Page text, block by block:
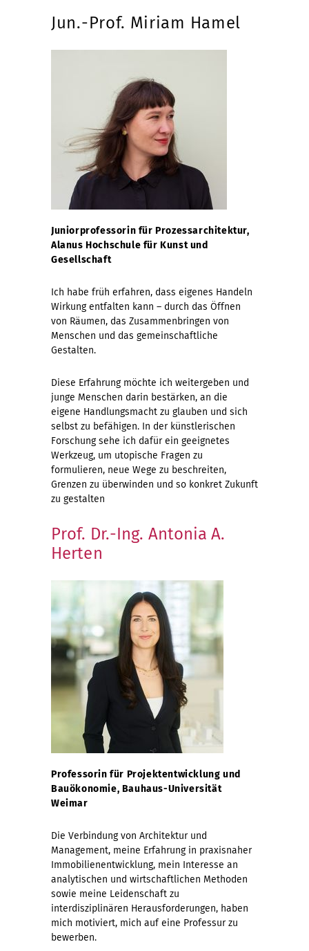
Jun.-Prof. Miriam Hamel
Juniorprofessorin für Prozessarchitektur,
Alanus Hochschule für Kunst und
Gesellschaft
Ich habe früh erfahren, dass eigenes Handeln
Wirkung entfalten kann – durch das Öffnen
von Räumen, das Zusammenbringen von
Menschen und das gemeinschaftliche
Gestalten.
Diese Erfahrung möchte ich weitergeben und
junge Menschen darin bestärken, an die
eigene Handlungsmacht zu glauben und sich
selbst zu befähigen. In der künstlerischen
Forschung sehe ich dafür ein geeignetes
Werkzeug, um utopische Fragen zu
formulieren, neue Wege zu beschreiten,
Grenzen zu überwinden und so konkret Zukunft
zu gestalten
Prof. Dr.-Ing. Antonia A.
Herten
Professorin für Projektentwicklung und
Bauökonomie, Bauhaus-Universität
Weimar
Die Verbindung von Architektur und
Management, meine Erfahrung in praxisnaher
Immobilienentwicklung, mein Interesse an
analytischen und wirtschaftlichen Methoden
sowie meine Leidenschaft zu
interdisziplinären Herausforderungen, haben
mich motiviert, mich auf eine Professur zu
bewerben.